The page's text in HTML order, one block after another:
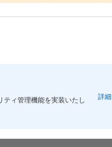
ーを含む最新の機能を使う方
グイン可能
ーを含む最新の機能を使う方
登録可能
ティ管理機能を実装いたし
詳細